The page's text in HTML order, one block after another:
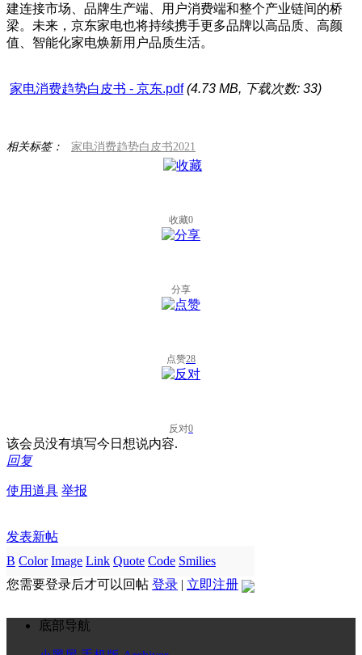
建连接市场、品牌生产端、用户消费端和整个产业链间的桥
梁。未来，京东家电也将持续携手更多品牌以高品质、高颜
值、智能化家电焕新用户品质生活。
家电消费趋势白皮书 - 京东.pdf (4.73 MB, 下载次数: 33)
相关标签： 家电消费趋势白皮书2021
收藏0
分享
点赞28
反对0
该会员没有填写今日想说内容.
回复
使用道具 举报
发表新帖
B Color Image Link Quote Code Smilies
您需要登录后才可以回帖 登录 | 立即注册
底部导航